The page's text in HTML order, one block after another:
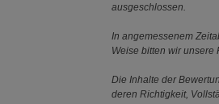
ausgeschlossen.
In angemessenem
Weise bitten wir unsere
Die Inhalte der
deren Richtigkeit,